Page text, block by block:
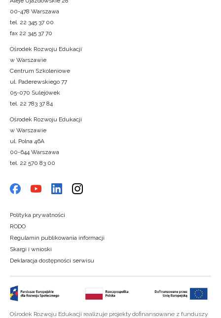
00-478 Warszawa
tel. 22 345 37 00
fax 22 345 37 70
Ośrodek Rozwoju Edukacji
w Warszawie
Centrum Szkoleniowe
ul. Paderewskiego 77
05-070 Sulejówek
tel. 22 783 37 84
Ośrodek Rozwoju Edukacji
w Warszawie
ul. Polna 46A
00-644 Warszawa
tel. 22 570 83 00
Polityka prywatności
RODO
Regulamin publikowania informacji
Skargi i wnioski
Deklaracja dostępności serwisu
Ośrodek Rozwoju Edukacji realizuje projekty dofinansowane z funduszy